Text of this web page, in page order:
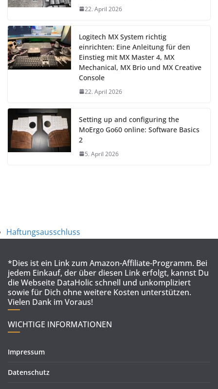
22. April 2026
Logitech MX System richtig
einrichten: Eine Anleitung für den
Einstieg mit MX Master 4, MX
Mechanical, MX Brio und MX Creative
Console
22. April 2026
Setting up and configuring the
MoErgo Go60 online: Software Basics
2
5. April 2026
Haftungsausschluss
*Dies ist ein Link zum Amazon-Affiliate-Programm. Bei
jedem Einkauf, der über diesen Link erfolgt, kannst Du
die Webseite DataHolic schnell und unkompliziert
sowie für Dich ohne weitere Kosten unterstützen.
Vielen Dank im Voraus!
WICHTIGE INFORMATIONEN
Impressum
Datenschutz